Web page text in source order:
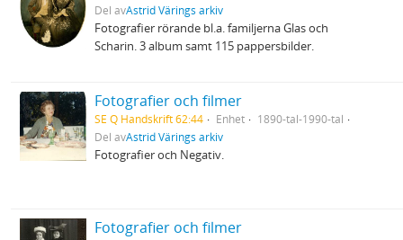
Del avAstrid Värings arkiv
Fotografier rörande bl.a. familjerna Glas och
Scharin. 3 album samt 115 pappersbilder.
Fotografier och filmer
SE Q Handskrift 62:44 Enhet
1890-tal-1990-tal
Del avAstrid Värings arkiv
Fotografier och Negativ.
Fotografier och filmer